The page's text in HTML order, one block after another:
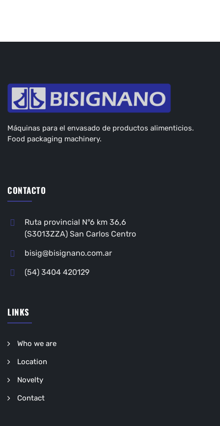
Máquinas para el envasado de productos alimenticios.
Food packaging machinery.
CONTACTO
Ruta provincial N°6 km 36,6
(S3013ZZA) San Carlos Centro
bisig@bisignano.com.ar
(54) 3404 420129
LINKS
Who we are
Location
Novelty
Contact